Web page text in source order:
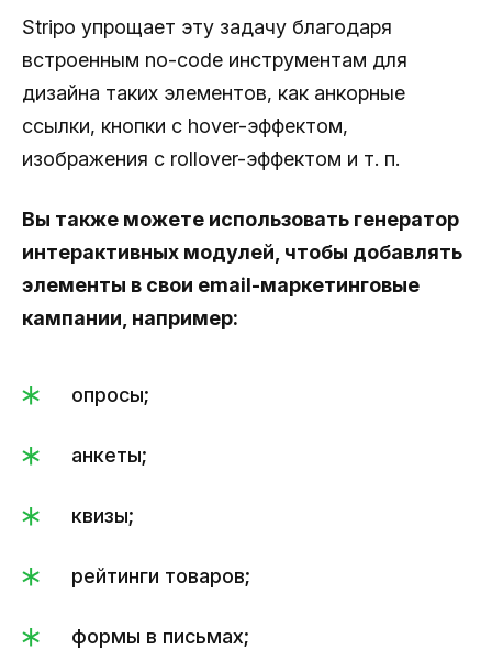
Stripo упрощает эту задачу благодаря
встроенным no-code инструментам для
дизайна таких элементов, как анкорные
ссылки, кнопки с hover-эффектом,
изображения с rollover-эффектом и т. п.
Вы также можете использовать генератор
интерактивных модулей, чтобы добавлять
элементы в свои email-маркетинговые
кампании, например:
опросы;
анкеты;
квизы;
рейтинги товаров;
формы в письмах;